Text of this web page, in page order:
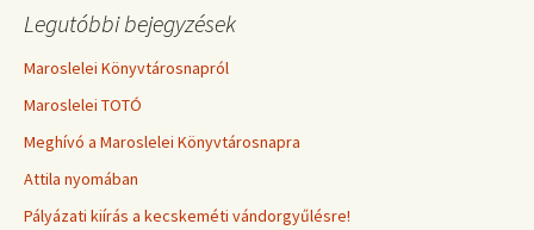
Legutóbbi bejegyzések
Maroslelei Könyvtárosnapról
Maroslelei TOTÓ
Meghívó a Maroslelei Könyvtárosnapra
Attila nyomában
Pályázati kiírás a kecskeméti vándorgyűlésre!